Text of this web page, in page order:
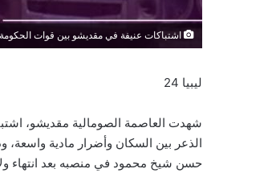
اشتباكات عنيفة في مقديشو بين قوات
ليبيا 24
شهدت العاصمة الصومالية مقديشو،
الذعر بين السكان وأضرار مادية
حسن شيخ محمود في منصبه بعد انتهاء